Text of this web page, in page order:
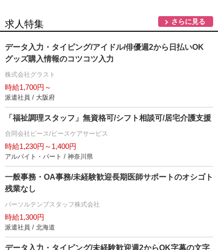
求人特集 さらに見る
データ入力・タイピング/アイドル/俳優週2から日払いOK
グッズ購入情報のコツコツ入力
株式会社グラスト
時給1,700円～
派遣社員 / 大阪府
「福祉調理スタッフ」無資格可/シフト相談可/居宅介護支援
合同会社ピース/ピースケアサービス
時給1,230円～1,400円
アルバイト・パート / 神奈川県
一般事務・OA事務/未経験歓迎長期医師サポートのオシゴト
残業なし
パーソルテンプスタッフ株式会社
時給1,300円
派遣社員 / 北海道
データ入力・タイピング/未経験歓迎週2からOK字幕の文字